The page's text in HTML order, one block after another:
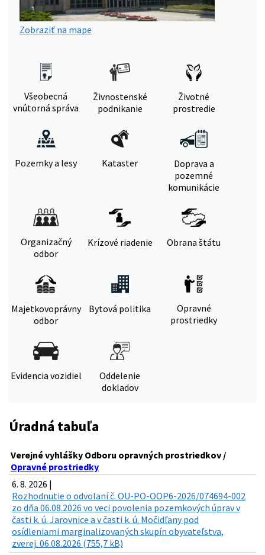
Zobraziť na mape
Všeobecná
vnútorná správa
Živnostenské
podnikanie
Životné
prostredie
Pozemky a lesy Kataster
Doprava a
pozemné
komunikácie
Organizačný
odbor
Krízové riadenie Obrana štátu
Majetkovoprávny
odbor
Bytová politika
Opravné
prostriedky
Evidencia vozidiel
Oddelenie
dokladov
Úradná tabuľa
Verejné vyhlášky Odboru opravných prostriedkov /
Opravné prostriedky
6. 8. 2026 |
Rozhodnutie o odvolaní č. OU-PO-OOP6-2026/074694-002
zo dňa 06.08.2026 vo veci povolenia pozemkových úprav v
časti k. ú. Jarovnice a v časti k. ú. Močidľany pod
osídleniami marginalizovaných skupín obyvateľstva,
zverej. 06.08.2026 (755,7 kB)